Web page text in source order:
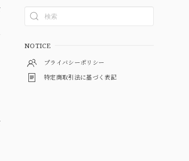
NOTICE
プライバシーポリシー
特定商取引法に基づく表記